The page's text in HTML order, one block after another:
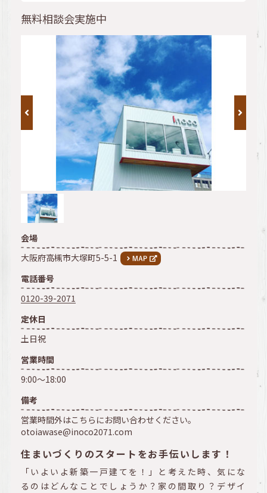
無料相談会実施中
会場
大阪府高槻市大塚町5-5-1
電話番号
0120-39-2071
定休日
土日祝
営業時間
9:00～18:00
備考
営業時間外はこちらにお問い合わせください。
otoiawase@inoco2071.com
住まいづくりのスタートをお手伝いします！
「いよいよ新築一戸建てを！」と考えた時、気にな
るのはどんなことでしょうか？家の間取り？デザイ